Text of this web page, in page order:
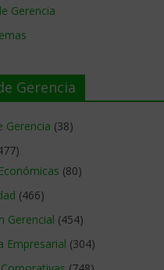
Gerencia
Gerencia
Gerencia (38)
(80)
(466)
Gerencial (454)
Empresarial (304)